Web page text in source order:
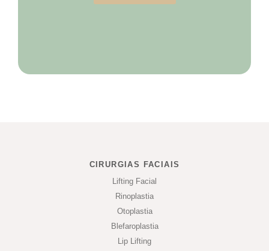
CIRURGIAS FACIAIS
Lifting Facial
Rinoplastia
Otoplastia
Blefaroplastia
Lip Lifting